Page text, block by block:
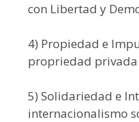
con Libertad y
4) Propiedad e
propriedad privada
5) Solidariedad e
internacionalismo